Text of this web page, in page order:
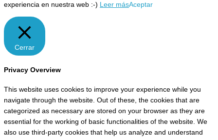
experiencia en nuestra web :-)
Leer másAceptar
Cerrar
Privacy Overview
This website uses cookies to improve your experience while you
navigate through the website. Out of these, the cookies that are
categorized as necessary are stored on your browser as they are
essential for the working of basic functionalities of the website. We
also use third-party cookies that help us analyze and understand